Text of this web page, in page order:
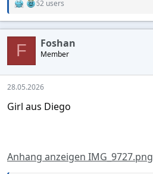
R
c
o
n
s
:
62 users
F Foshan
Member
28.05.2026
Girl aus Diego
Anhang anzeigen IMG_9727.png